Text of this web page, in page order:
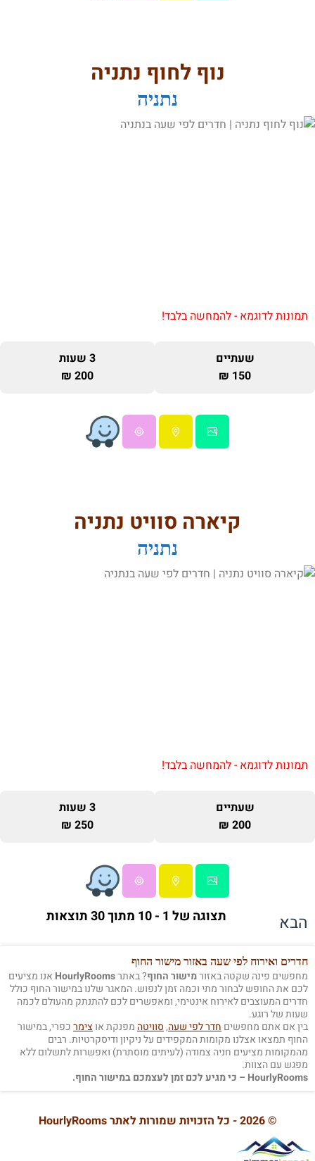
נוף לחוף נתניה
נתניה
תמונות לדוגמא - להמחשה בלבד!
שעתיים
150 ₪
3 שעות
200 ₪
קיארה סוויט נתניה
נתניה
תמונות לדוגמא - להמחשה בלבד!
שעתיים
200 ₪
3 שעות
250 ₪
תצוגה של 1 - 10 מתוך 30 תוצאות הבא
חדרים ואירוח לפי שעה באזור מישור החוף
מחפשים פינה שקטה באזורמישור החוף? באתרHourlyRooms אנו מציעים
לכם את החופש לבחור מתי וכמה זמן לנפוש. המאגר שלנו במישור החוף כולל
חדרים המעוצבים לאירוח אינטימי, ומאפשרים לכם להתנתק מהעולם לכמה
שעות של רוגע.
בין אם אתם מחפשים חדר לפי שעה,סוויטה מפנקת אוצימרכפרי, במישור
החוף תמצאו אצלנו מקומות המקפידים על ניקיון ודיסקרטיות. רבים
מהמקומות מציעים חניה צמודה (לעיתים מוסתרת) ואפשרות לתשלום ללא
מפגש עם הצוות.
HourlyRooms – כי מגיע לכם זמן לעצמכם במישור החוף.
© 2026 - כל הזכויות שמורות לאתר HourlyRooms